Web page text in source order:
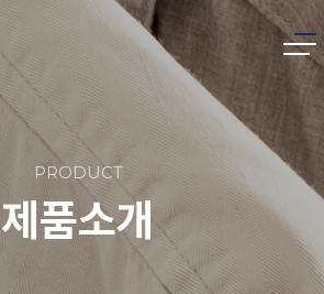
PRODUCT
제품소개